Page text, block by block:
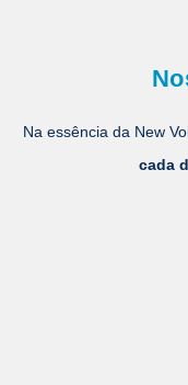
Na essência da New
cada